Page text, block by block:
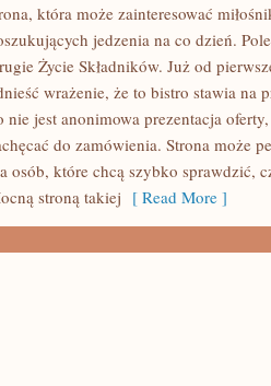
która może zainteresować
jedzenia na co dzień.
Życie Składników. Już od
wrażenie, że to bistro stawia na
nie jest anonimowa prezentacja
do zamówienia. Strona może
osób, które chcą szybko sprawdzić,
stroną takiej [ Read More ]